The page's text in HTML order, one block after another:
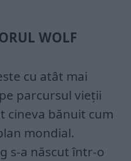
WOLF
cu atât mai
parcursul vieții
cineva bănuit cum
mondial.
s-a născut într-o